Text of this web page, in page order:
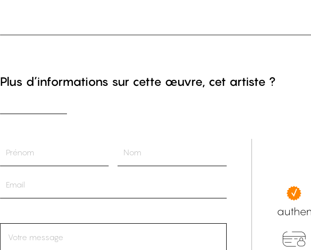
Plus d’informations sur cette œuvre, cet artiste ?